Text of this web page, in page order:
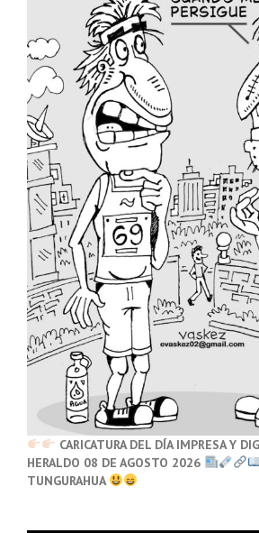
CARICATURA DEL DÍA IMPRESA Y
HERALDO 08 DE AGOSTO 2026
TUNGURAHUA